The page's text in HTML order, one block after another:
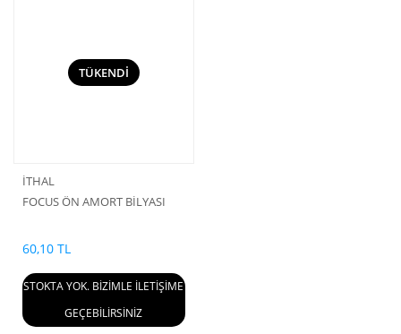
TÜKENDİ
İTHAL
FOCUS ÖN AMORT BİLYASI
60,10 TL
STOKTA YOK. BİZİMLE İLETİŞİME
GEÇEBİLİRSİNİZ